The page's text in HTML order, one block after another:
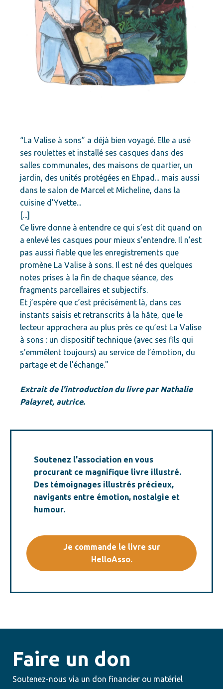
“La Valise à sons” a déjà bien voyagé. Elle a usé
ses roulettes et installé ses casques dans des
salles communales, des maisons de quartier, un
jardin, des unités protégées en Ehpad... mais aussi
dans le salon de Marcel et Micheline, dans la
cuisine d’Yvette...
[...]
Ce livre donne à entendre ce qui s’est dit quand on
a enlevé les casques pour mieux s’entendre. Il n’est
pas aussi fiable que les enregistrements que
promène La Valise à sons. Il est né des quelques
notes prises à la fin de chaque séance, des
fragments parcellaires et subjectifs.
Et j’espère que c’est précisément là, dans ces
instants saisis et retranscrits à la hâte, que le
lecteur approchera au plus près ce qu’est La Valise
à sons : un dispositif technique (avec ses fils qui
s’emmêlent toujours) au service de l’émotion, du
partage et de l’échange."
Extrait de l'introduction du livre par Nathalie
Palayret, autrice.
Soutenez l'association en vous
procurant ce magnifique livre illustré.
Des témoignages illustrés précieux,
navigants entre émotion, nostalgie et
humour.
Je commande le livre sur
HelloAsso.
Faire un don
Soutenez-nous via un don financier ou matériel